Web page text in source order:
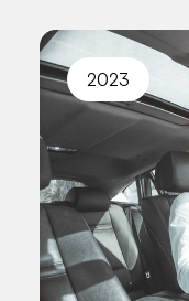
2023